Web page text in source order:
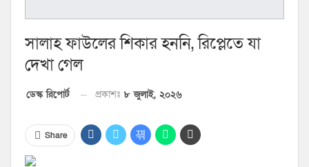
সালাহ ফাউলের শিকার হননি, রিপ্লেতে যা
দেখা গেল
ডেস্ক রিপোর্ট প্রকাশঃ ৮ জুলাই, ২০২৬
Share